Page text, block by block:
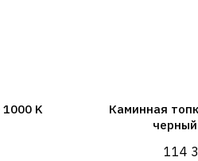
K
Каминная
114